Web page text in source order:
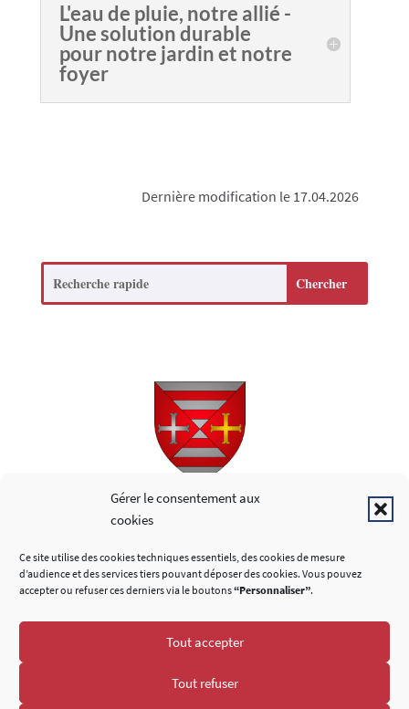
Gérer le consentement aux
cookies
Ce site utilise des cookies techniques essentiels, des cookies de mesure
d’audience et des services tiers pouvant déposer des cookies. Vous pouvez
accepter ou refuser ces derniers via le boutons“Personnaliser”.
Tout accepter
Tout refuser
L'eau de pluie, notre allié -
Une solution durable
pour notre jardin et notre
foyer
Dernière modification le 17.04.2026
Search
Copyright © 2026
SUIVEZ-NOUS